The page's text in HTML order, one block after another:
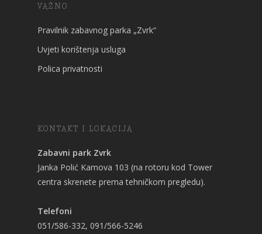
VAŽNO
Pravilnik zabavnog parka „Zvrk“
Uvjeti korištenja usluga
Polica privatnosti
KONTAKT I LOKACIJA
Zabavni park Zvrk
Janka Polić Kamova 103 (na rotoru kod Tower
centra skrenete prema tehničkom pregledu).
Telefoni
051/586-332, 091/566-5246